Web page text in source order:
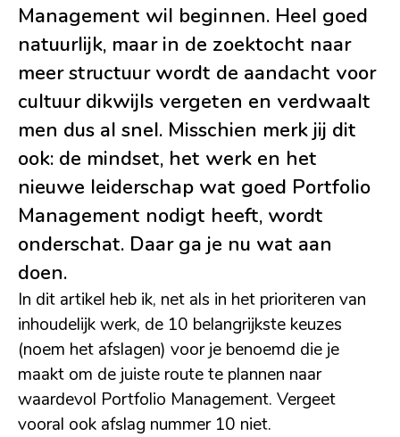
Management wil beginnen. Heel goed
natuurlijk, maar in de zoektocht naar
meer structuur wordt de aandacht voor
cultuur dikwijls vergeten en verdwaalt
men dus al snel. Misschien merk jij dit
ook: de mindset, het werk en het
nieuwe leiderschap wat goed Portfolio
Management nodigt heeft, wordt
onderschat. Daar ga je nu wat aan
doen.
In dit artikel heb ik, net als in het prioriteren van
inhoudelijk werk, de 10 belangrijkste keuzes
(noem het afslagen) voor je benoemd die je
maakt om de juiste route te plannen naar
waardevol Portfolio Management. Vergeet
vooral ook afslag nummer 10 niet.